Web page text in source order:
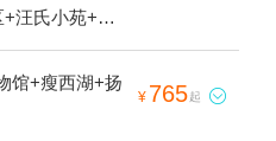
汪氏小苑+唐
寺+扬州古运河
可波罗纪念馆
唐城+文游台
馆+瘦西湖+扬
¥ 765起 